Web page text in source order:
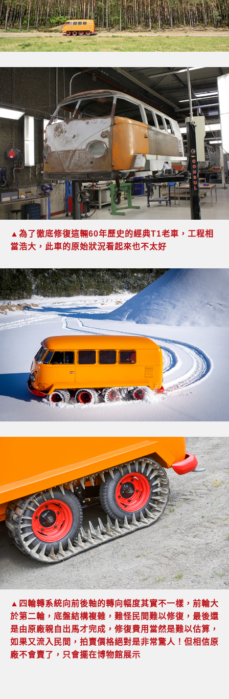
▲為了徹底修復這輛60年歷史的經典T1老車，工程相
當浩大，此車的原始狀況看起來也不太好
▲四輪轉系統向前後軸的轉向幅度其實不一樣，前輪大
於第二輪，底盤結構複雜，難怪民間難以修復，最後還
是由原廠親自出馬才完成，修復費用當然是難以估算，
如果又流入民間，拍賣價格絕對是非常驚人！但相信原
廠不會賣了，只會擺在博物館展示